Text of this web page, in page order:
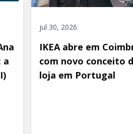
a
jul 30, 2026
IKEA abre em
com novo conceito
loja em Portugal